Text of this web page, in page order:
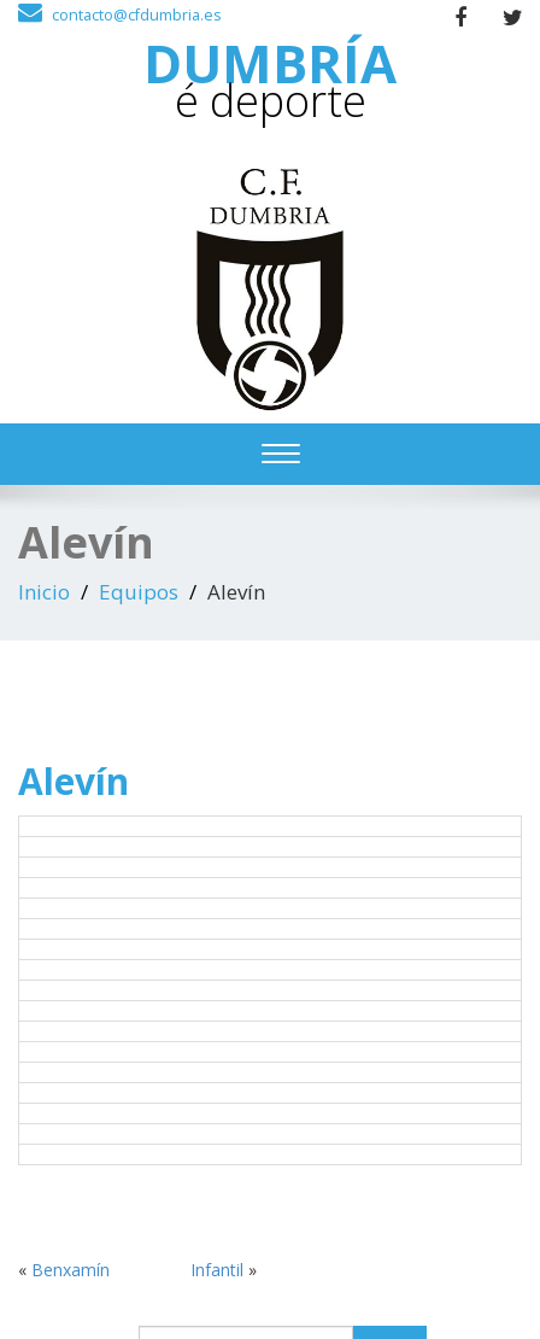
DUMBRÍA
é deporte
contacto@cfdumbria.es
Toggle
Alevín
Inicio Equipos Alevín
Alevín
« Benxamín Infantil »